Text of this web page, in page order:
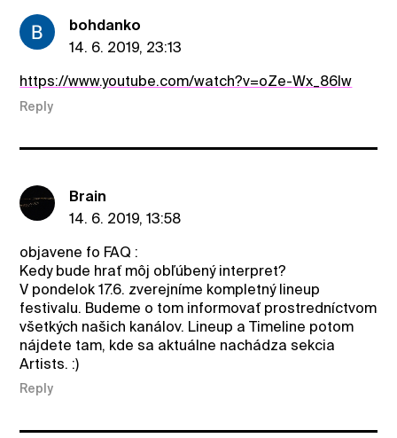
bohdanko
14. 6. 2019, 23:13
https://www.youtube.com/watch?v=oZe-Wx_86lw
Reply
Brain
14. 6. 2019, 13:58
objavene fo FAQ :
Kedy bude hrať môj obľúbený interpret?
V pondelok 17.6. zverejníme kompletný lineup
festivalu. Budeme o tom informovať prostredníctvom
všetkých našich kanálov. Lineup a Timeline potom
nájdete tam, kde sa aktuálne nachádza sekcia
Artists. :)
Reply